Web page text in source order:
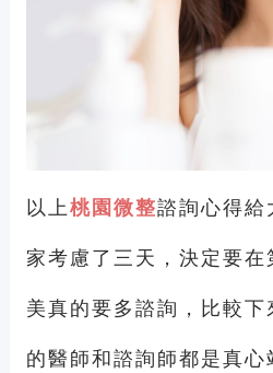
以上桃園微整諮詢心得給
家考慮了三天，決定要
美真的要多諮詢，比較
的醫師和諮詢師都是真心